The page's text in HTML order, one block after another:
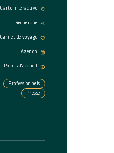
Carte interactive
Recherche
Carnet de voyage
Agenda
Points d'accueil
Professionnels
Presse